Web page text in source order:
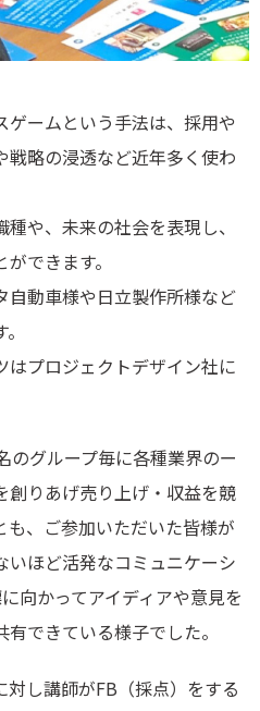
ームという手法は、採用や
略の浸透など近年多く使わ
や、未来の社会を表現し、
できます。
自動車様や日立製作所様など
プロジェクトデザイン社に
のグループ毎に各種業界のー
創りあげ売り上げ・収益を競
も、ご参加いただいた皆様が
ほど活発なコミュニケーシ
向かってアイディアや意見を
できている様子でした。
し講師がFB（採点）をする